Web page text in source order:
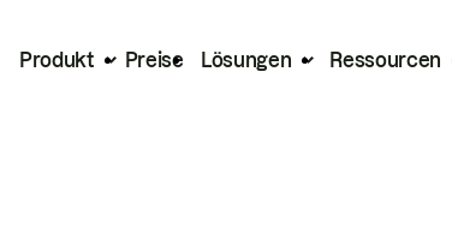
Produkt Preise Lösungen Ressourcen